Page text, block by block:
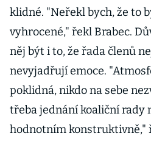
klidné. "Neřekl bych, že to
vyhrocené," řekl Brabec.
něj být i to, že řada členů
nevyjadřují emoce.
poklidná, nikdo na sebe
třeba jednání koaliční rady
hodnotním konstruktivně,"